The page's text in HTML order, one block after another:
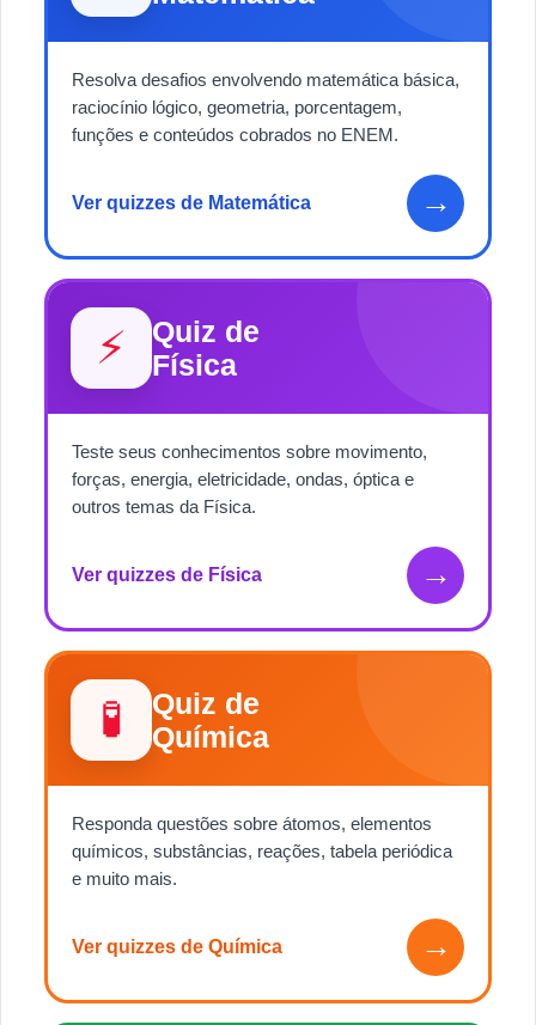
Resolva desafios envolvendo matemática básica,
raciocínio lógico, geometria, porcentagem,
funções e conteúdos cobrados no ENEM.
Ver quizzes de Matemática →
⚡
Quiz de
Física
Teste seus conhecimentos sobre movimento,
forças, energia, eletricidade, ondas, óptica e
outros temas da Física.
Ver quizzes de Física →
🧪
Quiz de
Química
Responda questões sobre átomos, elementos
químicos, substâncias, reações, tabela periódica
e muito mais.
Ver quizzes de Química →